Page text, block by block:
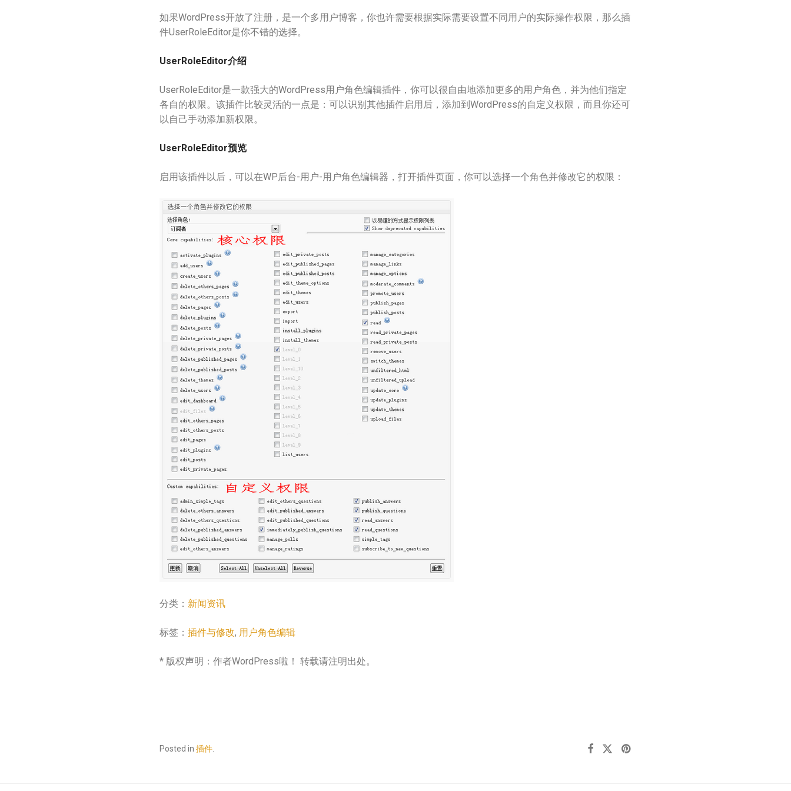
如果WordPress开放了注册，是一个多用户博客，你也许需要根据实际需要设置不同用户的实际操作权限，那么插
件UserRoleEditor是你不错的选择。
UserRoleEditor介绍
UserRoleEditor是一款强大的WordPress用户角色编辑插件，你可以很自由地添加更多的用户角色，并为他们指定
各自的权限。该插件比较灵活的一点是：可以识别其他插件启用后，添加到WordPress的自定义权限，而且你还可
以自己手动添加新权限。
UserRoleEditor预览
启用该插件以后，可以在WP后台-用户-用户角色编辑器，打开插件页面，你可以选择一个角色并修改它的权限：
分类： 新闻资讯
标签： 插件与修改, 用户角色编辑
* 版权声明：作者WordPress啦！ 转载请注明出处。
Posted in 插件.